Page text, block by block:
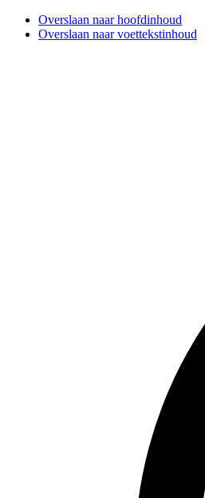
Overslaan naar hoofdinhoud
Overslaan naar voettekstinhoud